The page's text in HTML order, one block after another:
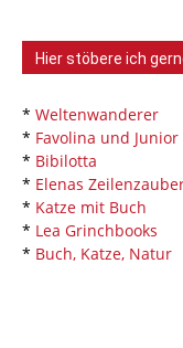
Hier stöbere ich
* Weltenwanderer
* Favolina und Junior
* Bibilotta
* Elenas
* Katze mit Buch
* Lea Grinchbooks
* Buch, Katze, Natur